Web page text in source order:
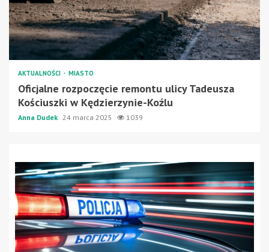
AKTUALNOŚCI MIASTO
Oficjalne rozpoczęcie remontu ulicy Tadeusza
Kościuszki w Kędzierzynie-Koźlu
Anna Dudek 24 marca 2025 1039